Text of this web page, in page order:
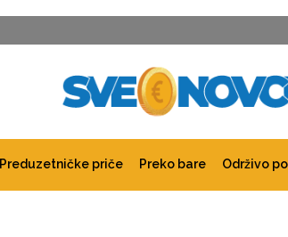
Preduzetničke priče Preko bare Održivo